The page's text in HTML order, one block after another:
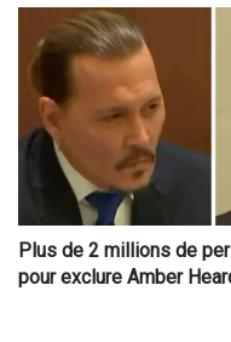
Plus de 2 millions de
pour exclure Amber